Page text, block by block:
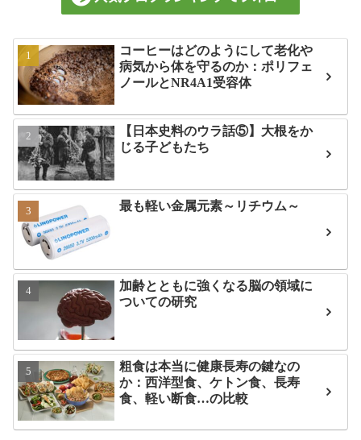
コーヒーはどのようにして老化や
病気から体を守るのか：ポリフェ
ノールとNR4A1受容体
【日本史料のウラ話⑤】大根をか
じる子どもたち
最も軽い金属元素～リチウム～
加齢とともに強くなる脳の領域に
ついての研究
粗食は本当に健康長寿の鍵なの
か：西洋型食、ケトン食、長寿
食、軽い断食…の比較